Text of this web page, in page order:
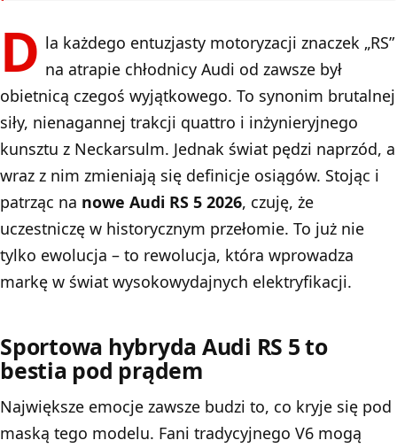
D la każdego entuzjasty motoryzacji znaczek „RS”
na atrapie chłodnicy Audi od zawsze był
obietnicą czegoś wyjątkowego. To synonim brutalnej
siły, nienagannej trakcji quattro i inżynieryjnego
kunsztu z Neckarsulm. Jednak świat pędzi naprzód, a
wraz z nim zmieniają się definicje osiągów. Stojąc i
patrząc na nowe Audi RS 5 2026, czuję, że
uczestniczę w historycznym przełomie. To już nie
tylko ewolucja – to rewolucja, która wprowadza
markę w świat wysokowydajnych elektryfikacji.
Sportowa hybryda Audi RS 5 to
bestia pod prądem
Największe emocje zawsze budzi to, co kryje się pod
maską tego modelu. Fani tradycyjnego V6 mogą